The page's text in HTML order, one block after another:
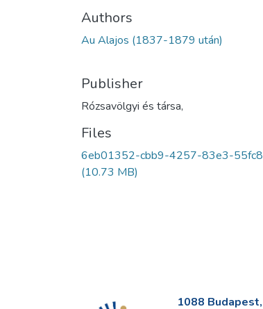
Authors
Au Alajos (1837-1879 után)
Publisher
Rózsavölgyi és társa,
Files
6eb01352-cbb9-4257-83e3-
(10.73 MB)
1088